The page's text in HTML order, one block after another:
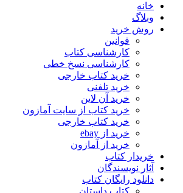
خانه
وبلاگ
روش خرید
قوانین
کارشناسی کتاب
کارشناسی نسخ خطی
خرید کتاب خارجی
خرید تلفنی
خرید آن لاین
خرید کتاب از سایت آمازون
خرید کتاب خارجی
خرید از ebay
خرید از آمازون
خریدار کتاب
آثار نویسندگان
دانلود رایگان کتاب